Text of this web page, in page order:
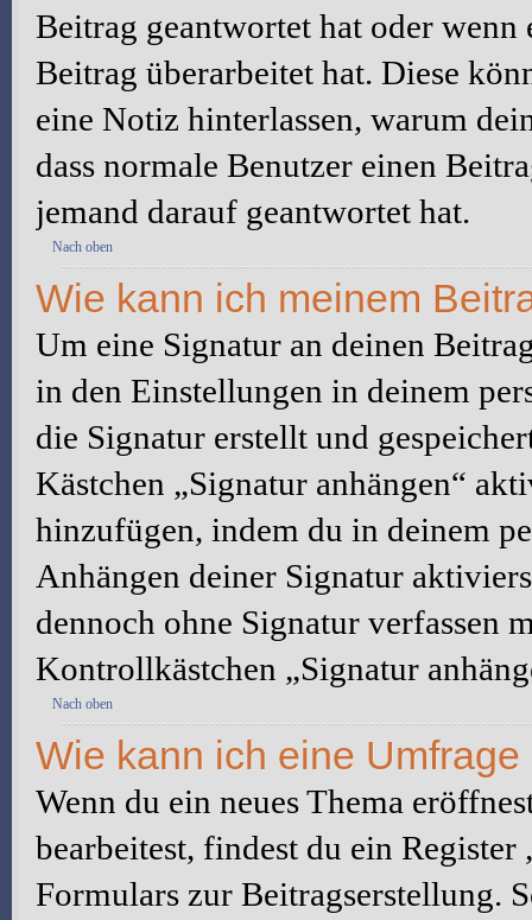
Beitrag geantwortet hat oder
Beitrag überarbeitet hat. Diese
eine Notiz hinterlassen, warum
dass normale Benutzer einen
jemand darauf geantwortet hat.
Nach oben
Wie kann ich meinem
Um eine Signatur an deinen
in den Einstellungen in deinem
die Signatur erstellt und
Kästchen „Signatur anhängen“
hinzufügen, indem du in deinem
Anhängen deiner Signatur
dennoch ohne Signatur verfassen
Kontrollkästchen „Signatur
Nach oben
Wie kann ich eine
Wenn du ein neues Thema
bearbeitest, findest du ein
Formulars zur Beitragserstellung.